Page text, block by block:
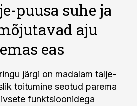
puusa suhe ja
aju
eas
järgi on madalam talje-
toitumine seotud parema
funktsioonidega